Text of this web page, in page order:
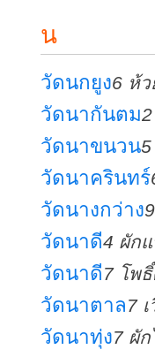
น
วัดนกยูง6 ห้
วัดนากันตม
วัดนาขนวน
วัดนาครินทร์
วัดนางกว่าง
วัดนาดี4 ผัก
วัดนาดี7 โพ
วัดนาตาล7
วัดนาทุ่ง7 ผั